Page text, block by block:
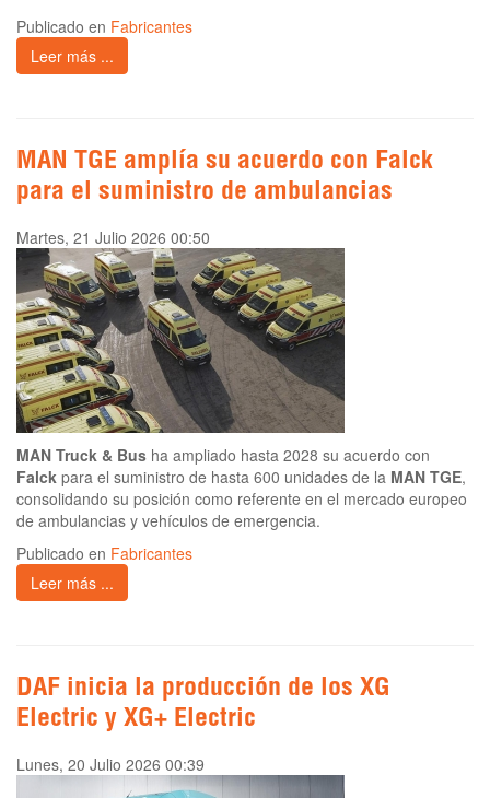
Publicado en Fabricantes
Leer más ...
MAN TGE amplía su acuerdo con Falck
para el suministro de ambulancias
Martes, 21 Julio 2026 00:50
MAN Truck & Bus ha ampliado hasta 2028 su acuerdo con
Falck para el suministro de hasta 600 unidades de la MAN TGE,
consolidando su posición como referente en el mercado europeo
de ambulancias y vehículos de emergencia.
Publicado en Fabricantes
Leer más ...
DAF inicia la producción de los XG
Electric y XG+ Electric
Lunes, 20 Julio 2026 00:39